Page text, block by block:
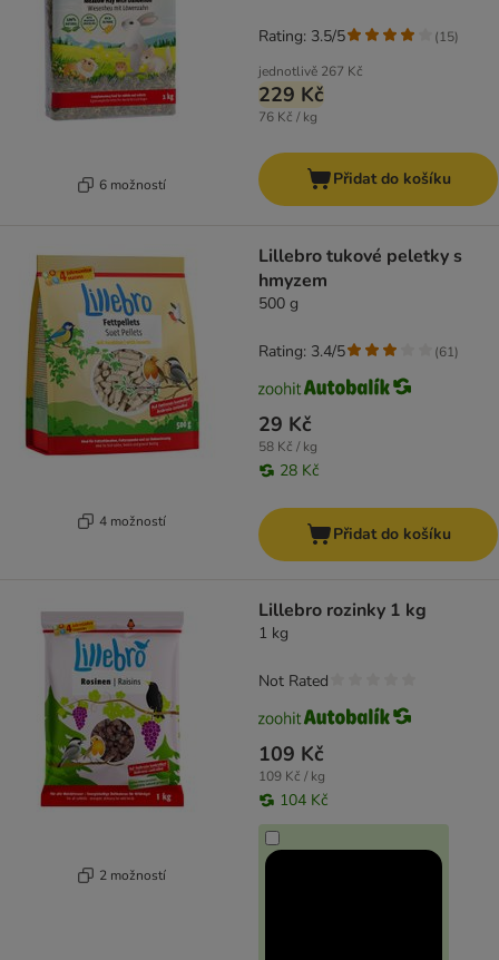
6 možností
jednotlivě 267 Kč
229 Kč
76 Kč / kg
Rating: 3.5/5 (15)
Přidat do košíku
4 možností
Lillebro tukové peletky s
hmyzem
500 g
29 Kč
58 Kč / kg
28 Kč
Rating: 3.4/5 (61)
Přidat do košíku
2 možností
Lillebro rozinky 1 kg
1 kg
109 Kč
109 Kč / kg
104 Kč
Not Rated